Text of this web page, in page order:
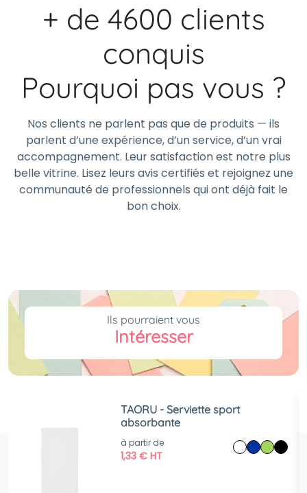
+ de 4600 clients
conquis
Pourquoi pas vous ?
Nos clients ne parlent pas que de produits — ils
parlent d’une expérience, d’un service, d’un vrai
accompagnement. Leur satisfaction est notre plus
belle vitrine. Lisez leurs avis certifiés et rejoignez une
communauté de professionnels qui ont déjà fait le
bon choix.
Ils pourraient vous
Intéresser
TAORU - Serviette sport
absorbante
à partir de
1,33€ HT